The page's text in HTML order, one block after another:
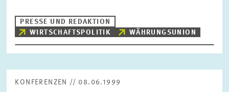
ZEW IN DEN MEDIEN
PRESSE UND REDAKTION
WIRTSCHAFTSPOLITIK
WÄHRUNGSUNION
KONFERENZEN // 08.06.1999